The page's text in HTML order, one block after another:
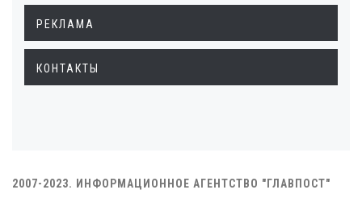
РЕКЛАМА
КОНТАКТЫ
2007-2023. ИНФОРМАЦИОННОЕ АГЕНТСТВО "ГЛАВПОСТ"